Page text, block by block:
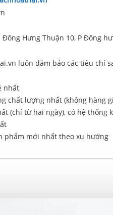
Hưng Thuận 10, P Đông
luôn đảm bảo các tiêu chí
nhất
chất lượng nhất (không hàng
(chỉ từ hai ngày), có hệ
phẩm mới nhất theo xu hướng